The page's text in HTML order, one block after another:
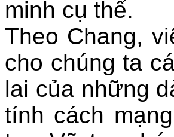
minh cụ thể.
Theo Chang,
cho chúng ta
lai của những
tính cách